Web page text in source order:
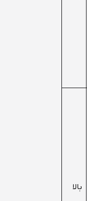
بالا